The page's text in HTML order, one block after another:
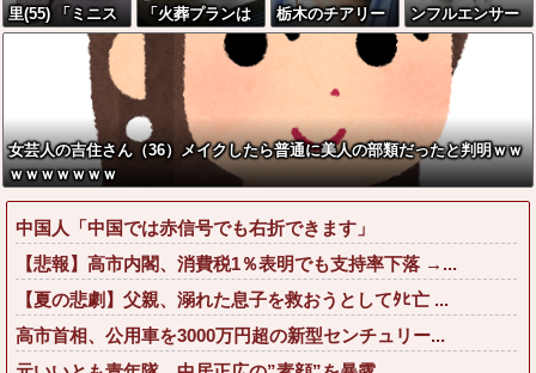
里(55) 「ミニス
カートはとても
ムリよ若い子に
は負けるわ」←
ワイらにはブッ
刺さりまくって
しまうw w w w
w w
「火葬プランは
どうなさいます
か？」ワイ喪主
「直葬で(即
答)」→結果ァw
w w w w w w w
w w
栃木のチアリー
ダー、色白の太
ももが見えすぎ
てしまうwww
ンフルエンサー
さん「20歳でア
ルファード一括
で買えちゃう私
って素敵」←こ
れってガチな
ん？それともネ
タなん？w w w
w w w w w w
女芸人の吉住さん（36）メイクしたら普通に美人の部類だったと判明ｗｗ
ｗｗｗｗｗｗｗ
中国人「中国では赤信号でも右折できます」
【悲報】高市内閣、消費税1％表明でも支持率下落 →...
【夏の悲劇】父親、溺れた息子を救おうとしてﾀﾋ亡 ...
高市首相、公用車を3000万円超の新型センチュリー...